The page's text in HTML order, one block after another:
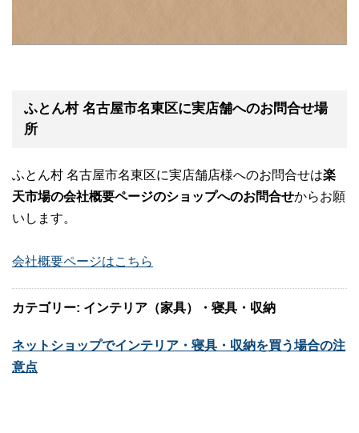
ふとん村 名古屋市名東区に実店舗へのお問合せ場
所
ふとん村 名古屋市名東区に実店舗店様へのお問合せは楽
天市場の会社概要ページのショップへのお問合せからお願
いします。
会社概要ページはこちら
カテゴリー: インテリア（家具）・寝具・収納
ネットショップでインテリア・寝具・収納を買う場合の注
意点